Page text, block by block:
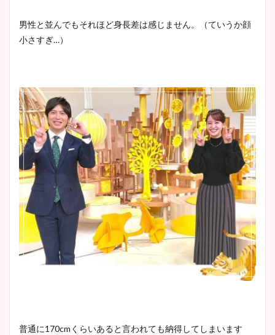
男性と並んでもそれほど身長差は感じません。（ていうか顔
小さすぎ…）
普通に170cmくらいあると言われても納得してしまいます